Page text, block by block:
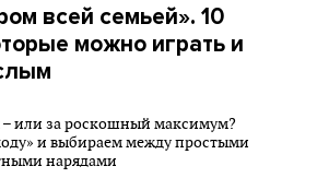
всей семьей». 10
можно играть и